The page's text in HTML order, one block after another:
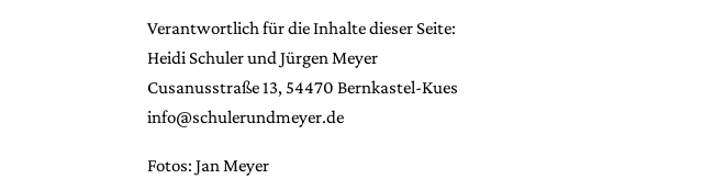
Verantwortlich für die Inhalte dieser Seite:
Heidi Schuler und Jürgen Meyer
Cusanusstraße 13, 54470 Bernkastel-Kues
info@schulerundmeyer.de
Fotos: Jan Meyer